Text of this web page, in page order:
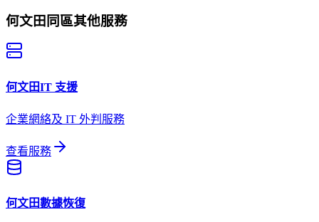
何文田 同區其他服務
何文田IT 支援
企業網絡及 IT 外判服務
查看服務
何文田數據恢復